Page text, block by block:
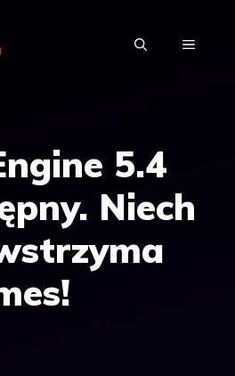
MENU
5.4
Niech